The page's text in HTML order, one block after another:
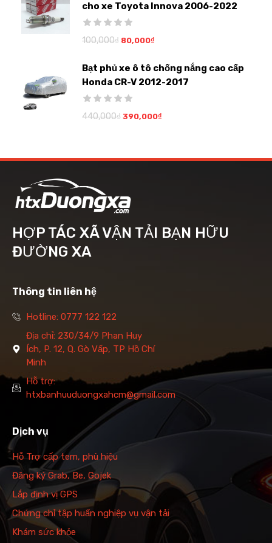
cho xe Toyota Innova 2006-2022
100,000₫ 80,000₫
Bạt phủ xe ô tô chống nắng cao cấp
Honda CR-V 2012-2017
440,000₫ 390,000₫
HỢP TÁC XÃ VẬN TẢI BẠN HỮU
ĐƯỜNG XA
Thông tin liên hệ
Hotline: 0777 122 122
Địa chỉ: 230/34/9 Phan Huy
Ích, P. 12, Q. Gò Vấp, TP Hồ Chí
Minh
Hỗ trợ:
htxbanhuuduongxahcm@gmail.com
Dịch vụ
Hỗ Trợ cấp tem, phù hiệu
Đăng ký Grab, Be, Gojek
Lắp định vị GPS
Chứng chỉ tập huấn nghiệp vụ vận tải
Khám sức khỏe